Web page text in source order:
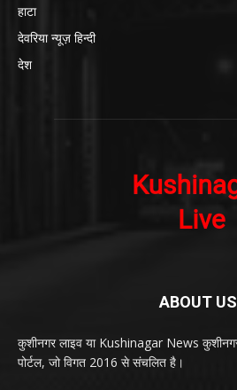
हाटा
देवरिया न्यूज़ हिन्दी
देश
ABOUT US
कुशीनगर लाइव या Kushinagar News
पोर्टल, जो विगत 2016 से संचलित है।